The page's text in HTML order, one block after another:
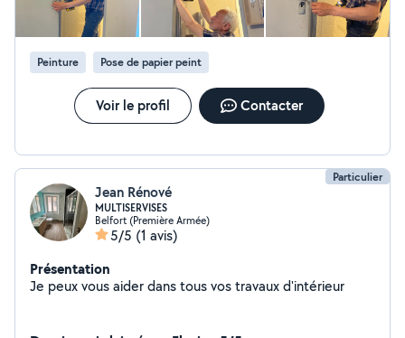
Peinture Pose de papier peint
Voir le profil Contacter
Particulier
Jean Rénové
MULTISERVISES
Belfort (Première Armée)
5/5 (1 avis)
Présentation
Je peux vous aider dans tous vos travaux d'intérieur